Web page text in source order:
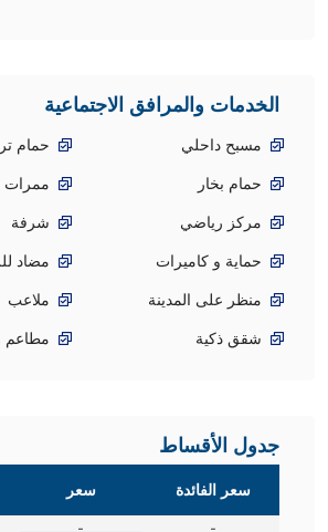
الخدمات والمرافق الاجتماعية
مسبح داحلي
حمام
حمام بخار
ممرات
مركز رياضي
شرفة
حماية و كاميرات
مضاد
منظر على المدينة
ملاعب
شقق ذكية
مطاعم
جدول الأقساط
سعر الفائدة سعر